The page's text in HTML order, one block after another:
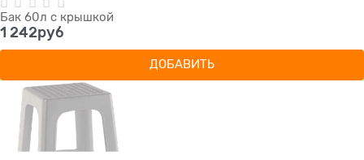
Бак 60л с крышкой
1 242руб
ДОБАВИТЬ